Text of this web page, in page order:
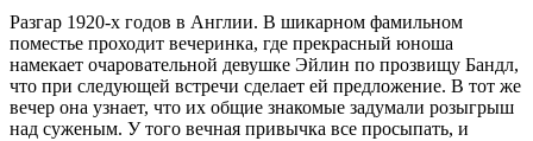
Разгар 1920-х годов в Англии. В шикарном фамильном
поместье проходит вечеринка, где прекрасный юноша
намекает очаровательной девушке Эйлин по прозвищу Бандл,
что при следующей встречи сделает ей предложение. В тот же
вечер она узнает, что их общие знакомые задумали розыгрыш
над суженым. У того вечная привычка все просыпать, и